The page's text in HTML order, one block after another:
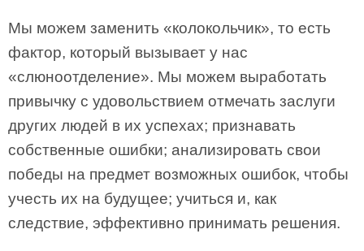
Мы можем заменить «колокольчик», то есть
фактор, который вызывает у нас
«слюноотделение». Мы можем выработать
привычку с удовольствием отмечать заслуги
других людей в их успехах; признавать
собственные ошибки; анализировать свои
победы на предмет возможных ошибок, чтобы
учесть их на будущее; учиться и, как
следствие, эффективно принимать решения.